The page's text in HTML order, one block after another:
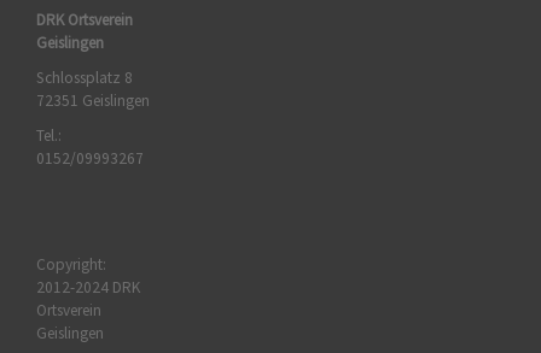
DRK Ortsverein
Geislingen
Schlossplatz 8
72351 Geislingen
Tel.:
0152/09993267
Copyright:
2012-2024 DRK
Ortsverein
Geislingen